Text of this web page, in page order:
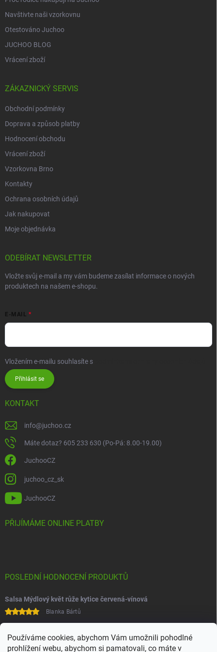
Používáme cookies, abychom Vám umožnili pohodlné
prohlížení webu, abychom si pamatovali, co máte v
Navštivte naši vzorkovnu
Otestováno Juchoo
JUCHOO BLOG
Vrácení zboží
ZÁKAZNICKÝ SERVIS
Obchodní podmínky
Doprava a způsob platby
Hodnocení obchodu
Vrácení zboží
Vzorkovna Brno
Kontakty
Ochrana osobních údajů
Jak nakupovat
Moje objednávka
ODEBÍRAT NEWSLETTER
Vložte svůj e-mail a my vám budeme zasílat informace o nových
produktech na našem e-shopu.
E-MAIL
Vložením e-mailu souhlasíte s
Přihlásit se
KONTAKT
info@juchoo.cz
Máte dotaz? 605 233 630 (Po-Pá: 8.00-19.00)
JuchooCZ
juchoo_cz_sk
JuchooCZ
PŘIJÍMÁME ONLINE PLATBY
POSLEDNÍ HODNOCENÍ PRODUKTŮ
Salsa Mýdlový květ růže kytice červená-vínová
Blanka Bártů